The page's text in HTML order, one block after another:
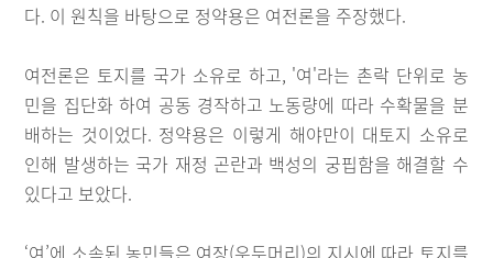
다. 이 원칙을 바탕으로 정약용은 여전론을 주장했다.
여전론은 토지를 국가 소유로 하고, '여'라는 촌락 단위로 농
민을 집단화 하여 공동 경작하고 노동량에 따라 수확물을 분
배하는 것이었다. 정약용은 이렇게 해야만이 대토지 소유로
인해 발생하는 국가 재정 곤란과 백성의 궁핍함을 해결할 수
있다고 보았다.
‘여’에 소속된 농민들은 여장(우두머리)의 지시에 따라 토지를